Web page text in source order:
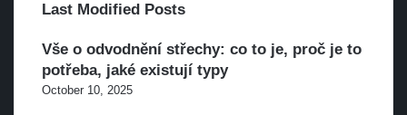
Last Modified Posts
Vše o odvodnění střechy: co to je, proč je to
potřeba, jaké existují typy
October 10, 2025